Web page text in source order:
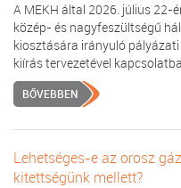
A MEKH által 2026. július
közép- és nagyfeszültségű
kiosztására irányuló
kiírás tervezetével
BŐVEBBEN
Lehetséges-e az orosz
kitettségünk mellett?